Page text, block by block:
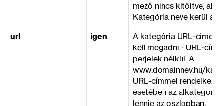
mező nincs kitöltve,
Kategória neve kerül
url
igen
A kategória URL-
kell megadni - URL-
perjelek nélkül. A
www.domainnev.hu/
URL-címmel
esetében az
lennie az oszlopban.